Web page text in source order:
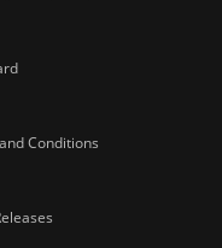
Conditions